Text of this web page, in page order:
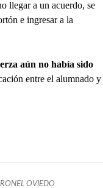
llegar a un acuerdo, se
e ingresar a la
aún no había sido
entre el alumnado y
OVIEDO